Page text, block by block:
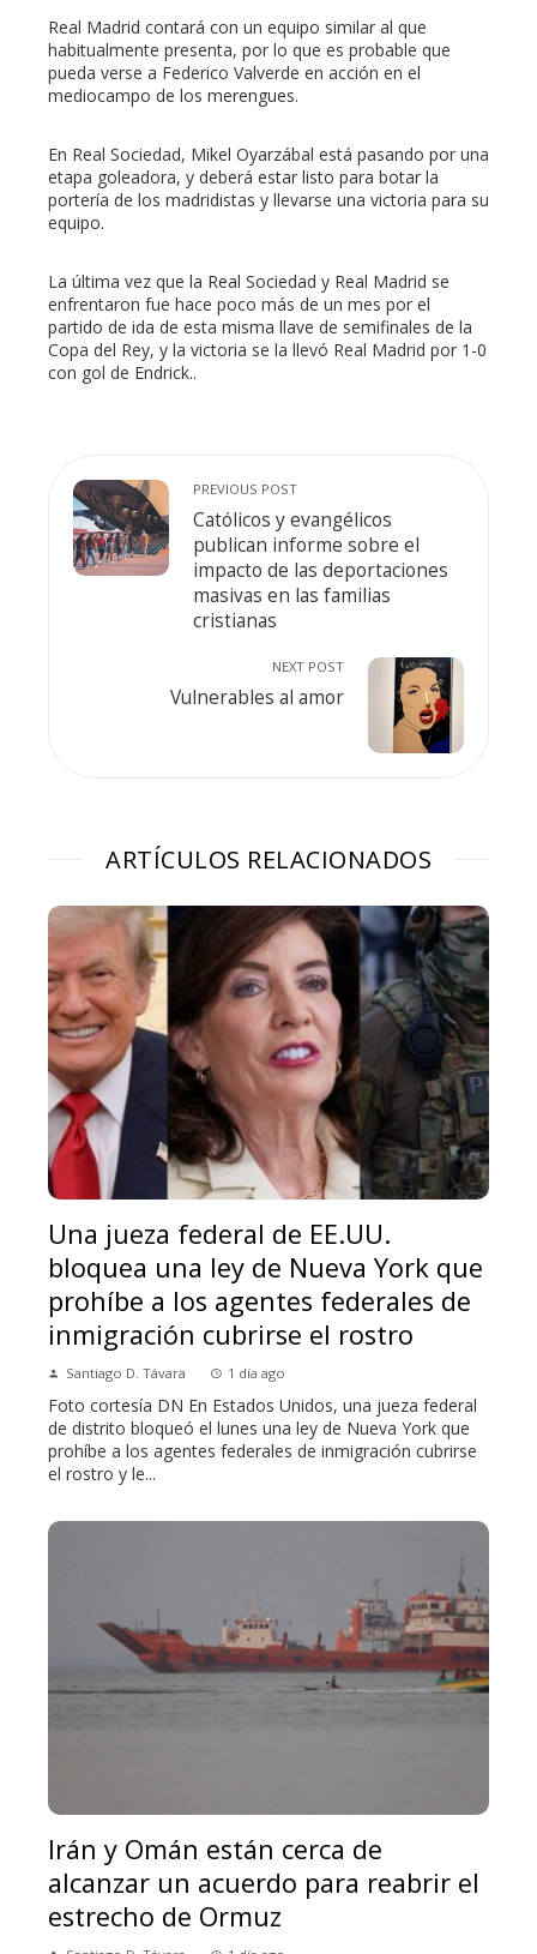
Real Madrid contará con un equipo similar al que
habitualmente presenta, por lo que es probable que
pueda verse a Federico Valverde en acción en el
mediocampo de los merengues.
En Real Sociedad, Mikel Oyarzábal está pasando por una
etapa goleadora, y deberá estar listo para botar la
portería de los madridistas y llevarse una victoria para su
equipo.
La última vez que la Real Sociedad y Real Madrid se
enfrentaron fue hace poco más de un mes por el
partido de ida de esta misma llave de semifinales de la
Copa del Rey, y la victoria se la llevó Real Madrid por 1-0
con gol de Endrick..
PREVIOUS POST
Católicos y evangélicos
publican informe sobre el
impacto de las deportaciones
masivas en las familias
cristianas
NEXT POST
Vulnerables al amor
ARTÍCULOS RELACIONADOS
Una jueza federal de EE.UU.
bloquea una ley de Nueva York que
prohíbe a los agentes federales de
inmigración cubrirse el rostro
Santiago D. Távara 1 día ago
Foto cortesía DN En Estados Unidos, una jueza federal
de distrito bloqueó el lunes una ley de Nueva York que
prohíbe a los agentes federales de inmigración cubrirse
el rostro y le...
Irán y Omán están cerca de
alcanzar un acuerdo para reabrir el
estrecho de Ormuz